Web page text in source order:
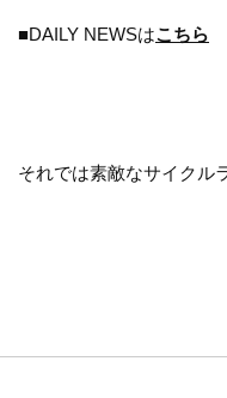
■DAILY NEWSはこちら
それでは素敵なサイクル